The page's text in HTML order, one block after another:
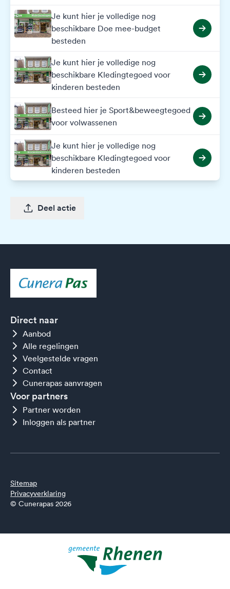
Je kunt hier je volledige nog
beschikbare Doe mee-budget
besteden
Je kunt hier je volledige nog
beschikbare Kledingtegoed voor
kinderen besteden
Besteed hier je Sport&beweegtegoed
voor volwassenen
Je kunt hier je volledige nog
beschikbare Kledingtegoed voor
kinderen besteden
Deel actie
Direct naar
Aanbod
Alle regelingen
Veelgestelde vragen
Contact
Cunerapas aanvragen
Voor partners
Partner worden
Inloggen als partner
Sitemap
Privacyverklaring
© Cunerapas 2026